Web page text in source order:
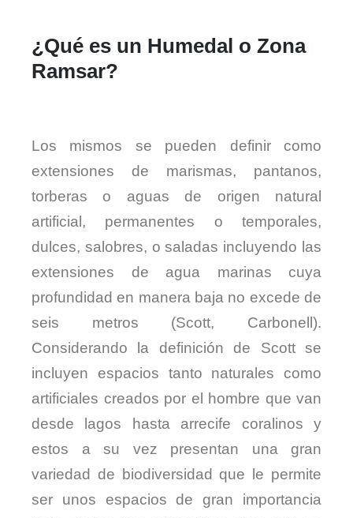
¿Qué es un Humedal o Zona
Ramsar?
Los mismos se pueden definir como
extensiones de marismas, pantanos,
torberas o aguas de origen natural
artificial, permanentes o temporales,
dulces, salobres, o saladas incluyendo las
extensiones de agua marinas cuya
profundidad en manera baja no excede de
seis metros (Scott, Carbonell).
Considerando la definición de Scott se
incluyen espacios tanto naturales como
artificiales creados por el hombre que van
desde lagos hasta arrecife coralinos y
estos a su vez presentan una gran
variedad de biodiversidad que le permite
ser unos espacios de gran importancia